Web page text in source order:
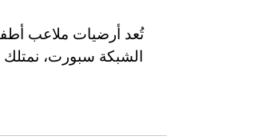
تُعد أرضيات ملاعب
الشبكة سبورت،